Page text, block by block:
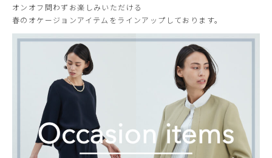
オンオフ問わずお楽しみいただける
春のオケージョンアイテムをラインアップしております。